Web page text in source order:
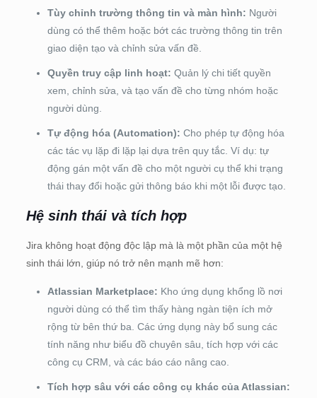
Tùy chỉnh trường thông tin và màn hình: Người
dùng có thể thêm hoặc bớt các trường thông tin trên
giao diện tạo và chỉnh sửa vấn đề.
Quyền truy cập linh hoạt: Quản lý chi tiết quyền
xem, chỉnh sửa, và tạo vấn đề cho từng nhóm hoặc
người dùng.
Tự động hóa (Automation): Cho phép tự động hóa
các tác vụ lặp đi lặp lại dựa trên quy tắc. Ví dụ: tự
động gán một vấn đề cho một người cụ thể khi trạng
thái thay đổi hoặc gửi thông báo khi một lỗi được tạo.
Hệ sinh thái và tích hợp
Jira không hoạt động độc lập mà là một phần của một hệ
sinh thái lớn, giúp nó trở nên mạnh mẽ hơn:
Atlassian Marketplace: Kho ứng dụng khổng lồ nơi
người dùng có thể tìm thấy hàng ngàn tiện ích mở
rộng từ bên thứ ba. Các ứng dụng này bổ sung các
tính năng như biểu đồ chuyên sâu, tích hợp với các
công cụ CRM, và các báo cáo nâng cao.
Tích hợp sâu với các công cụ khác của Atlassian: